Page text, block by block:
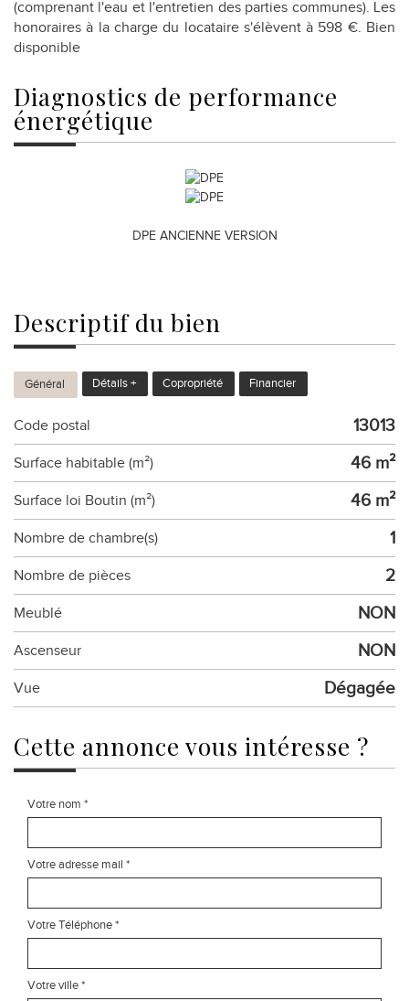
(comprenant l'eau et l'entretien des parties communes). Les
honoraires à la charge du locataire s'élèvent à 598 €. Bien
disponible
diagnostics de performance
énergétique
DPE ANCIENNE VERSION
descriptif du bien
Général Détails + Copropriété Financier
Code postal 13013
Surface habitable (m²) 46 m²
Surface loi Boutin (m²) 46 m²
Nombre de chambre(s) 1
Nombre de pièces 2
Meublé NON
Ascenseur NON
Vue Dégagée
cette annonce vous intéresse ?
Votre nom *
Votre adresse mail *
Votre Téléphone *
Votre ville *